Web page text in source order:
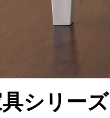
シリー